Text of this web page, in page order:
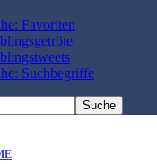
Favoriten
Suchbegriffe